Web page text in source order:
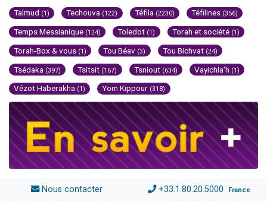
Talmud (1) Techouva (122) Téfila (2230) Téfilines (356)
Temps Messianique (124) Toledot (1) Torah et société (1)
Torah-Box & vous (1) Tou Béav (3) Tou Bichvat (24)
Tsédaka (397) Tsitsit (167) Tsniout (634) Vayichla'h (1)
Vézot Haberakha (1) Yom Kippour (318)
Nous contacter +33.1.80.20.5000 France